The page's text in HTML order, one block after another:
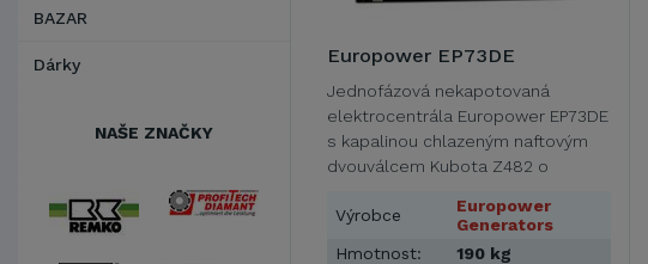
BAZAR
Dárky
NAŠE ZNAČKY
Europower EP73DE
Jednofázová nekapotovaná
elektrocentrála Europower EP73DE
s kapalinou chlazeným naftovým
dvouválcem Kubota Z482 o
Výrobce
Europower
Generators
Hmotnost:
190 kg